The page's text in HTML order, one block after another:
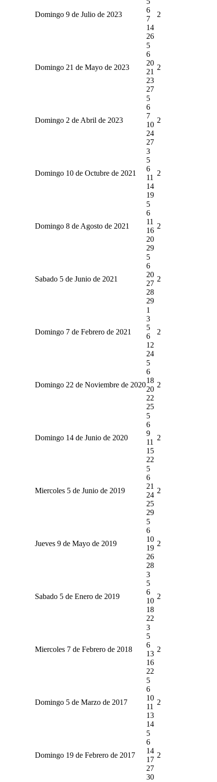
Domingo 9 de Julio de 2023
6
7
14
26
2
Domingo 21 de Mayo de 2023
5
6
20
21
23
27
2
Domingo 2 de Abril de 2023
5
6
7
10
24
27
2
Domingo 10 de Octubre de 2021
3
5
6
11
14
19
2
Domingo 8 de Agosto de 2021
5
6
11
16
20
29
2
Sabado 5 de Junio de 2021
5
6
20
27
28
29
2
Domingo 7 de Febrero de 2021
1
3
5
6
12
24
2
Domingo 22 de Noviembre de 2020
5
6
18
20
22
25
2
Domingo 14 de Junio de 2020
5
6
9
11
15
22
2
Miercoles 5 de Junio de 2019
5
6
21
24
25
29
2
Jueves 9 de Mayo de 2019
5
6
10
19
26
28
2
Sabado 5 de Enero de 2019
3
5
6
10
18
22
2
Miercoles 7 de Febrero de 2018
3
5
6
13
16
22
2
Domingo 5 de Marzo de 2017
5
6
10
11
13
14
2
Domingo 19 de Febrero de 2017
5
6
14
17
27
30
2